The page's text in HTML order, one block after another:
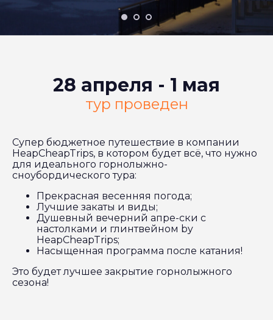
28 апреля - 1 мая
тур проведен
Супер бюджетное путешествие в компании
HeapCheapTrips, в котором будет всё, что нужно
для идеального горнолыжно-
сноубордического тура:
Прекрасная весенняя погода;
Лучшие закаты и виды;
Душевный вечерний апре-ски с
настолками и глинтвейном by
HeapCheapTrips;
Насыщенная программа после катания!
Это будет лучшее закрытие горнолыжного
сезона!